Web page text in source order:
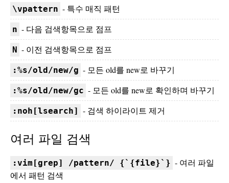
\vpattern - 특수 매직 패턴
n - 다음 검색항목으로 점프
N - 이전 검색항목으로 점프
:%s/old/new/g - 모든 old를 new로 바꾸기
:%s/old/new/gc - 모든 old를 new로 확인하며 바꾸기
:noh[lsearch] - 검색 하이라이트 제거
여러 파일 검색
:vim[grep] /pattern/ {`{file}`} - 여러 파일
에서 패턴 검색